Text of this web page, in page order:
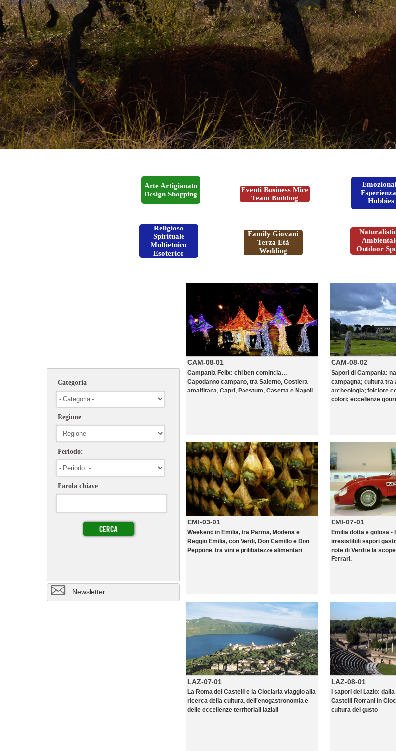
Categoria
Regione
Periodo:
Parola chiave
8 Newsletter
Arte Artigianato
Design Shopping
Hobbies
Eventi Business Mice
Team Building
Family Giovani
Terza Età
Wedding
Outdoor
Religioso
Spirituale
Multietnico
Esoterico
From
CAM-08-01
Campania Felix: chi ben comincia…
Capodanno campano, tra Salerno, Costiera
amalfitana, Capri, Paestum, Caserta e Napoli
CAM-08-02
Sapori di Campania:
campagna; cultura tra
archeologia; folclore
colori; eccellenze
EMI-03-01
Weekend in Emilia, tra Parma, Modena e
Reggio Emilia, con Verdi, Don Camillo e Don
Peppone, tra vini e prilibatezze alimentari
EMI-07-01
Emilia dotta e golosa -
irresistibili sapori
note di Verdi e la
Ferrari.
LAZ-07-01
La Roma dei Castelli e la Ciociaria viaggio alla
ricerca della cultura, dell'enogastronomia e
delle eccellenze territoriali laziali
LAZ-08-01
I sapori del Lazio:
Castelli Romani in
cultura del gusto